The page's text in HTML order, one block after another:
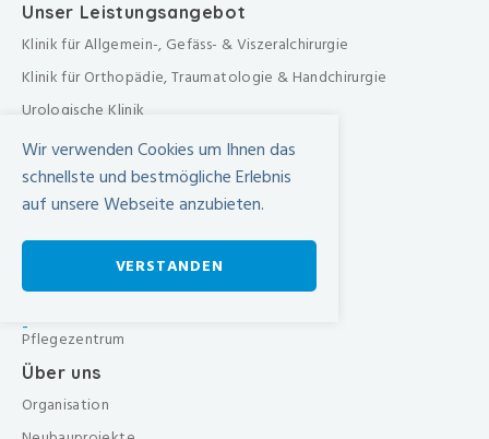
Unser Leistungsangebot
Klinik für Allgemein-, Gefäss- & Viszeralchirurgie
Klinik für Orthopädie, Traumatologie & Handchirurgie
Urologische Klinik
Medizinische Klinik
Frauenklinik
Übergreifende medizinische Bereiche
Übergreifende Bereiche
Beratungen & Dienste
Pflegezentrum
Über uns
Organisation
Wir verwenden Cookies um Ihnen das
schnellste und bestmögliche Erlebnis
auf unsere Webseite anzubieten.
VERSTANDEN
-